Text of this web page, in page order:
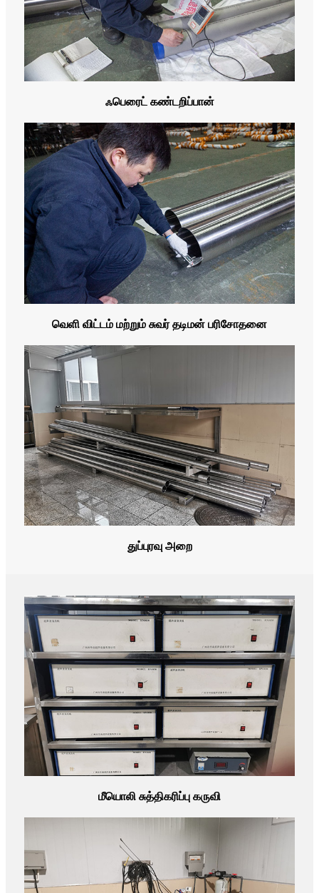
ஃபெரைட் கண்டறிப்பான்
வெளி விட்டம் மற்றும் சுவர் தடிமன் பரிசோதனை
துப்புரவு அறை
மீயொலி சுத்திகரிப்பு கருவி